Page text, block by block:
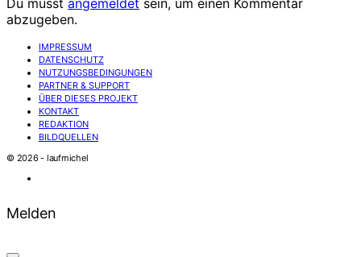
abzugeben.
IMPRESSUM
DATENSCHUTZ
NUTZUNGSBEDINGUNGEN
PARTNER & SUPPORT
ÜBER DIESES PROJEKT
KONTAKT
REDAKTION
BILDQUELLEN
© 2026 - laufmichel
Melden